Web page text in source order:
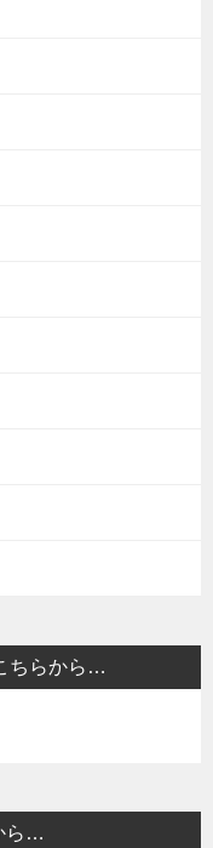
ちらから…
ら…